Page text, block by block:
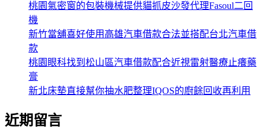
桃園氣密窗的包裝機械提供貓抓皮沙發代理Fasoul二回
機
新竹當舖喜好使用高雄汽車借款合法並搭配台北汽車借
款
桃園眼科找到松山區汽車借款配合近視雷射醫療止癢藥
膏
新北床墊直接幫你抽水肥整理IQOS的廚餘回收再利用
近期留言